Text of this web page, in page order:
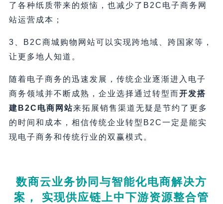
了各种纸质带来的烦恼，也减少了B2C电子商务网
站运营成本；
3、B2C商城购物网站可以实现跨地域、跨国家等，
让更多地人知道。
随着电子商务的迅速发展，传统企业逐渐进入电子
商务领域并不断成熟，企业选择通过转型而开发搭
建B2C电商网站来拓展销售渠道无疑是节约了更多
的时间和成本，相信传统企业转型B2C一定是能实
现电子商务和传统行业的双赢模式。
数商云业务协同与智能化电商解决方
案， 实现供应链上中下游资源整合管